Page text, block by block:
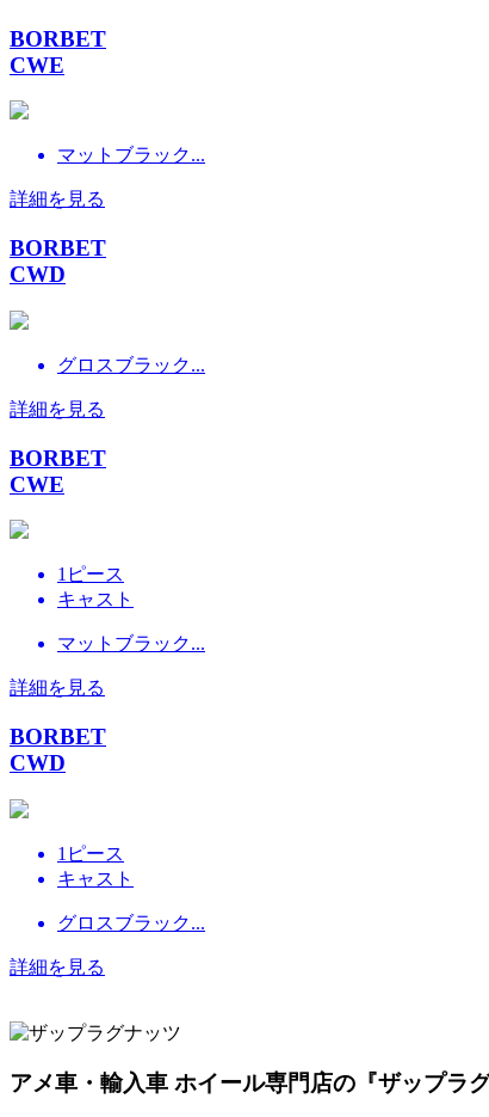
BORBET
CWE
マットブラック...
詳細を見る
BORBET
CWD
グロスブラック...
詳細を見る
BORBET
CWE
1ピース
キャスト
マットブラック...
詳細を見る
BORBET
CWD
1ピース
キャスト
グロスブラック...
詳細を見る
アメ車・輸入車 ホイール専門店の『ザップラ